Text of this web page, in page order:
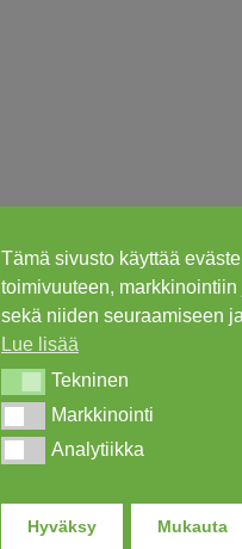
Tämä sivusto käyttää
toimivuuteen,
sekä niiden seuraamiseen
Lue lisää
TekninenTekninen
MarkkinointiMarkkinointi
AnalytiikkaAnalytiikka
Hyväksy Mukauta